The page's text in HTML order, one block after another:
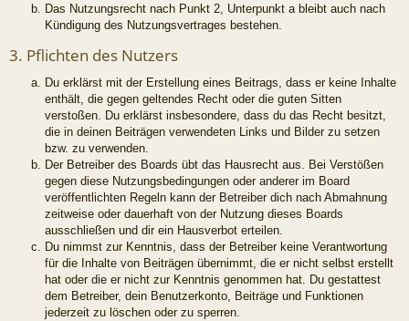
Das Nutzungsrecht nach Punkt 2, Unterpunkt a bleibt auch nach
Kündigung des Nutzungsvertrages bestehen.
3. Pflichten des Nutzers
Du erklärst mit der Erstellung eines Beitrags, dass er keine Inhalte
enthält, die gegen geltendes Recht oder die guten Sitten
verstoßen. Du erklärst insbesondere, dass du das Recht besitzt,
die in deinen Beiträgen verwendeten Links und Bilder zu setzen
bzw. zu verwenden.
Der Betreiber des Boards übt das Hausrecht aus. Bei Verstößen
gegen diese Nutzungsbedingungen oder anderer im Board
veröffentlichten Regeln kann der Betreiber dich nach Abmahnung
zeitweise oder dauerhaft von der Nutzung dieses Boards
ausschließen und dir ein Hausverbot erteilen.
Du nimmst zur Kenntnis, dass der Betreiber keine Verantwortung
für die Inhalte von Beiträgen übernimmt, die er nicht selbst erstellt
hat oder die er nicht zur Kenntnis genommen hat. Du gestattest
dem Betreiber, dein Benutzerkonto, Beiträge und Funktionen
jederzeit zu löschen oder zu sperren.